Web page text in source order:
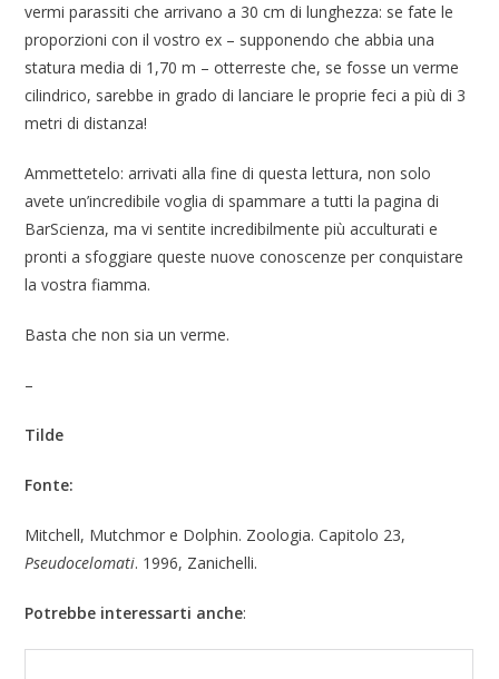
vermi parassiti che arrivano a 30 cm di lunghezza: se fate le
proporzioni con il vostro ex – supponendo che abbia una
statura media di 1,70 m – otterreste che, se fosse un verme
cilindrico, sarebbe in grado di lanciare le proprie feci a più di 3
metri di distanza!
Ammettetelo: arrivati alla fine di questa lettura, non solo
avete un’incredibile voglia di spammare a tutti la pagina di
BarScienza, ma vi sentite incredibilmente più acculturati e
pronti a sfoggiare queste nuove conoscenze per conquistare
la vostra fiamma.
Basta che non sia un verme.
–
Tilde
Fonte:
Mitchell, Mutchmor e Dolphin. Zoologia. Capitolo 23,
Pseudocelomati. 1996, Zanichelli.
Potrebbe interessarti anche: